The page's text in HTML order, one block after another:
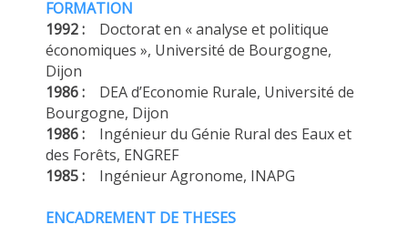
FORMATION
1992 :
Doctorat en « analyse et politique
économiques », Université de Bourgogne,
Dijon
1986 :
DEA d’Economie Rurale, Université de
Bourgogne, Dijon
1986 : Ingénieur du Génie Rural des Eaux et
des Forêts, ENGREF
1985 :
Ingénieur Agronome, INAPG
ENCADREMENT DE THESES